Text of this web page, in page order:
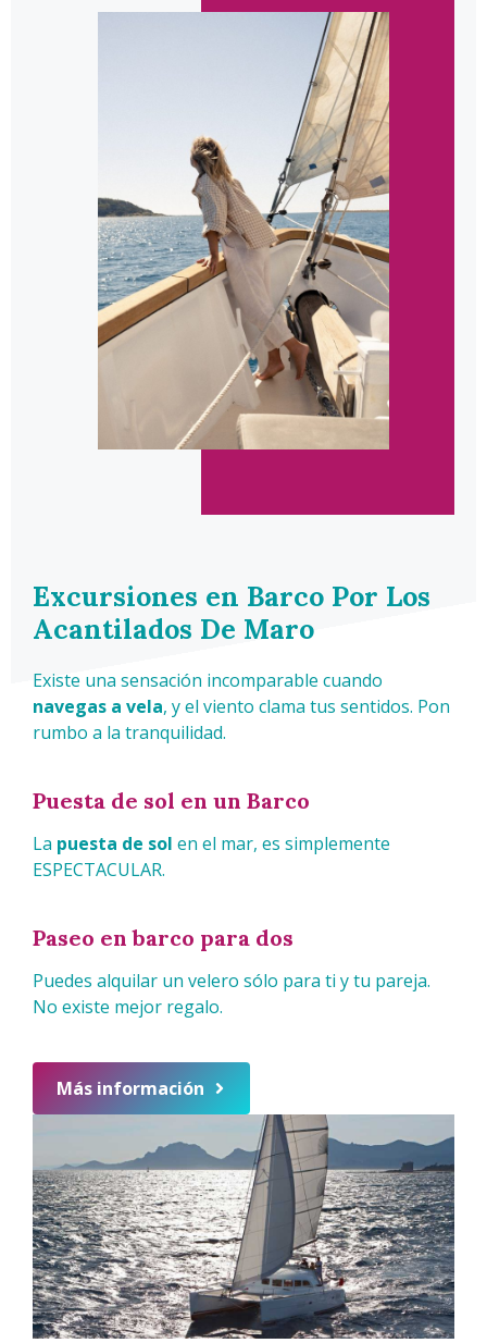
Excursiones en Barco Por Los
Acantilados De Maro
Existe una sensación incomparable cuando
navegas a vela, y el viento clama tus sentidos. Pon
rumbo a la tranquilidad.
Puesta de sol en un Barco
La puesta de sol en el mar, es simplemente
ESPECTACULAR.
Paseo en barco para dos
Puedes alquilar un velero sólo para ti y tu pareja.
No existe mejor regalo.
Más información